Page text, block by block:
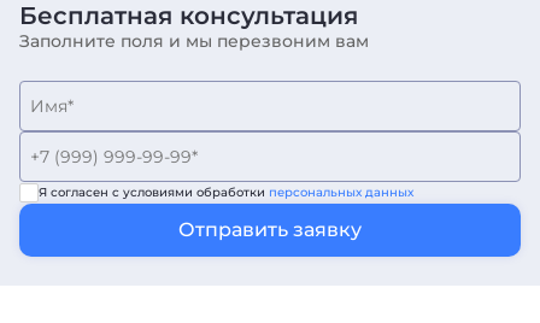
Бесплатная консультация
Заполните поля и мы перезвоним вам
Я согласен с условиями обработки персональных данных
Отправить заявку